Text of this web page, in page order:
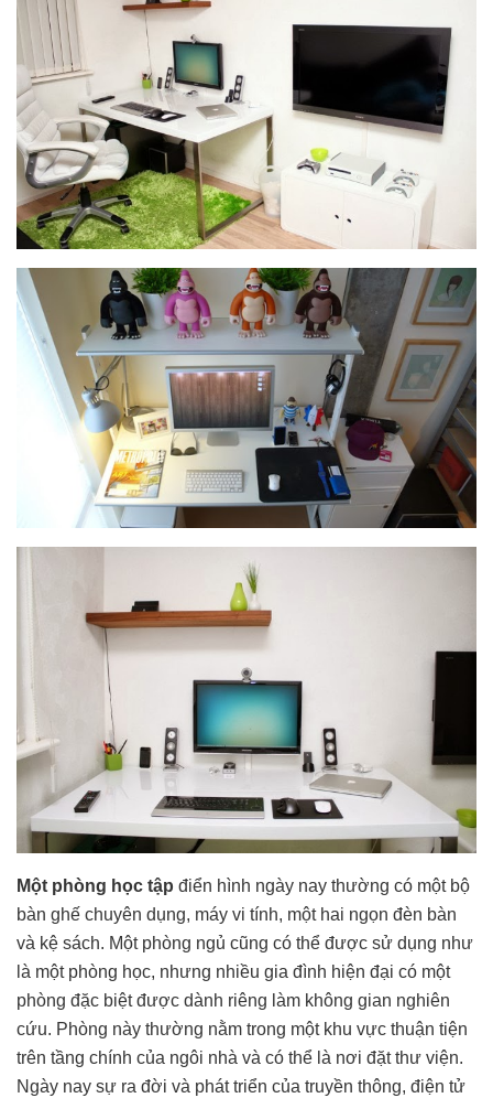
Một phòng học tập điển hình ngày nay thường có một bộ
bàn ghế chuyên dụng, máy vi tính, một hai ngọn đèn bàn
và kệ sách. Một phòng ngủ cũng có thể được sử dụng như
là một phòng học, nhưng nhiều gia đình hiện đại có một
phòng đặc biệt được dành riêng làm không gian nghiên
cứu. Phòng này thường nằm trong một khu vực thuận tiện
trên tầng chính của ngôi nhà và có thể là nơi đặt thư viện.
Ngày nay sự ra đời và phát triển của truyền thông, điện tử